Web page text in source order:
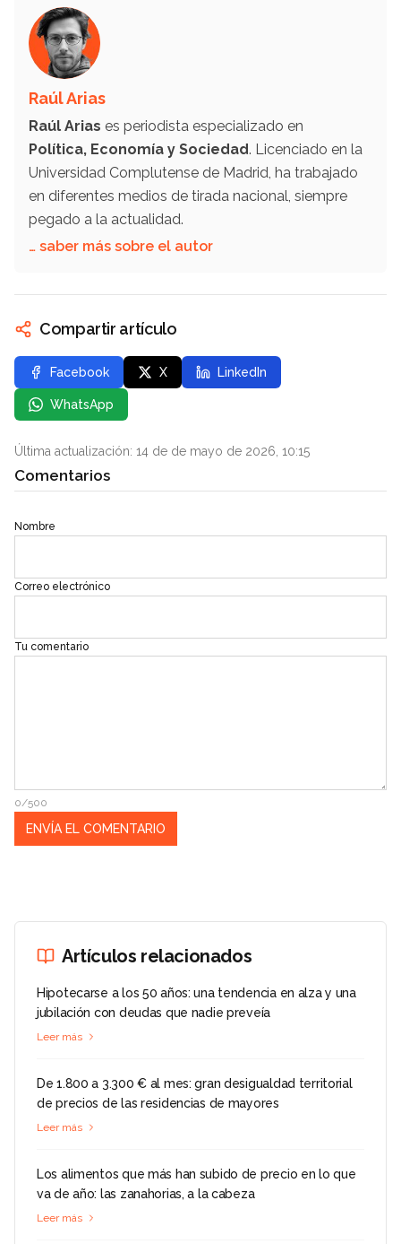
Raúl Arias
Raúl Arias es periodista especializado en
Política, Economía y Sociedad. Licenciado en la
Universidad Complutense de Madrid, ha trabajado
en diferentes medios de tirada nacional, siempre
pegado a la actualidad.
… saber más sobre el autor
Compartir artículo
Facebook X LinkedIn
WhatsApp
Última actualización: 14 de de mayo de 2026, 10:15
Comentarios
Nombre
Correo electrónico
Tu comentario
0/500
Artículos relacionados
Hipotecarse a los 50 años: una tendencia en alza y una
jubilación con deudas que nadie preveía
Leer más
De 1.800 a 3.300 € al mes: gran desigualdad territorial
de precios de las residencias de mayores
Leer más
Los alimentos que más han subido de precio en lo que
va de año: las zanahorias, a la cabeza
Leer más